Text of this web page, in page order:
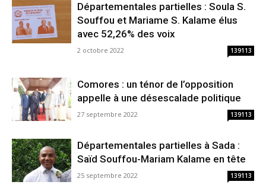
Départementales partielles : Soula S.
Souffou et Mariame S. Kalame élus
avec 52,26% des voix
2 octobre 2022 139113
Comores : un ténor de l’opposition
appelle à une désescalade politique
27 septembre 2022 139113
Départementales partielles à Sada :
Saïd Souffou-Mariam Kalame en tête
25 septembre 2022 139113